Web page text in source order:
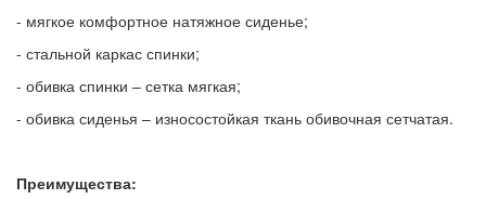
- мягкое комфортное натяжное сиденье;
- стальной каркас спинки;
- обивка спинки – сетка мягкая;
- обивка сиденья – износостойкая ткань обивочная сетчатая.
Преимущества: